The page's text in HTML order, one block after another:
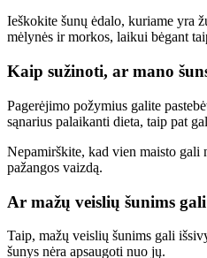
Ieškokite šunų ėdalo, kuriame yra
mėlynės ir morkos, laikui bėgant
Kaip sužinoti, ar mano
Pagerėjimo požymius galite
sąnarius palaikanti dieta, taip pat
Nepamirškite, kad vien maisto gali
pažangos vaizdą.
Ar mažų veislių šunims
Taip, mažų veislių šunims gali
šunys nėra apsaugoti nuo jų.